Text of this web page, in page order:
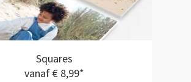
Squares
vanaf € 8,99*